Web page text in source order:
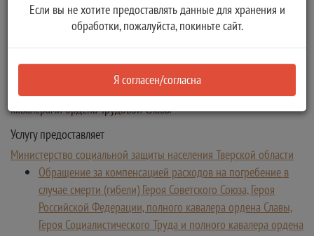
членам семей указанных категорий граждан, общественным
благотворительным объединениям (организациям), создаваемым
Героями Советского Союза, Героями Российской Федерации и
полными кавалерами ордена Славы, Героями Социалистического
Труда, Героями Труда Российской Федерации и полными
кавалерами ордена Трудовой Славы
Услугу предоставляет
Министерство социальной защиты населения Тверской области
Обращение за компенсацией расходов на погребение в
случае смерти (гибели) Героя Советского Союза, Героя
Российской Федерации, полного кавалера ордена Славы,
Героя Социалистического Труда и полного кавалера ордена
Если вы не хотите предоставлять данные для хранения и
обработки, пожалуйста, покиньте сайт.
Я согласен/согласна